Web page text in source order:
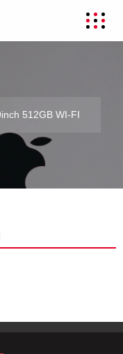
512GB WI-FI